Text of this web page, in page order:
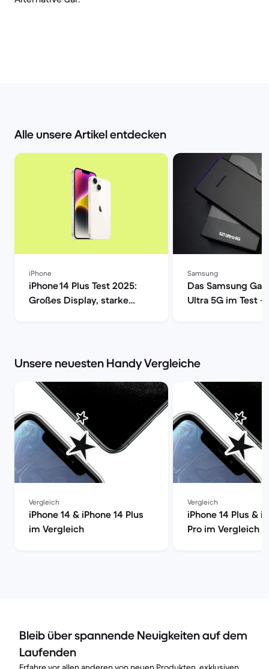
Alle unsere Artikel entdecken
iPhone
iPhone 14 Plus Test 2025:
Großes Display, starke
Samsung
Das Samsung
Ultra 5G im Test –
Unsere neuesten Handy Vergleiche
Vergleich
iPhone 14 & iPhone 14 Plus
im Vergleich
Vergleich
iPhone 14 Plus &
Pro im Vergleich
Bleib über spannende Neuigkeiten auf dem
Laufenden